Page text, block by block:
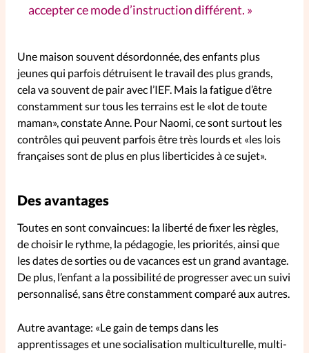
accepter ce mode d’instruction différent.
Une maison souvent désordonnée, des enfants plus
jeunes qui parfois détruisent le travail des plus grands,
cela va souvent de pair avec l’IEF. Mais la fatigue d’être
constamment sur tous les terrains est le «lot de toute
maman», constate Anne. Pour Naomi, ce sont surtout les
contrôles qui peuvent parfois être très lourds et «les lois
françaises sont de plus en plus liberticides à ce sujet».
Des avantages
Toutes en sont convaincues: la liberté de fixer les règles,
de choisir le rythme, la pédagogie, les priorités, ainsi que
les dates de sorties ou de vacances est un grand avantage.
De plus, l’enfant a la possibilité de progresser avec un suivi
personnalisé, sans être constamment comparé aux autres.
Autre avantage: «Le gain de temps dans les
apprentissages et une socialisation multiculturelle, multi-